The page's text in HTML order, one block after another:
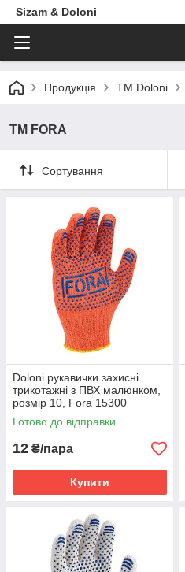
Sizam & Doloni
Продукцiя ТМ Doloni
ТМ FORA
Сортування
Doloni рукавички захисні
трикотажні з ПВХ малюнком,
розмір 10, Fora 15300
Готово до відправки
12 ₴/пара
Купити